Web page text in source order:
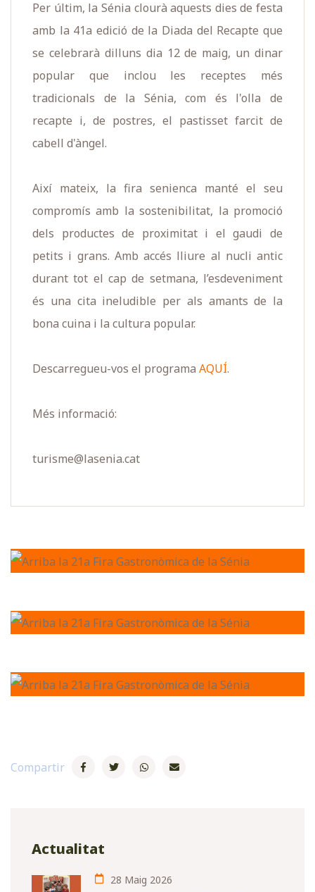
Per últim, la Sénia clourà aquests dies de festa
amb la 41a edició de la Diada del Recapte que
se celebrarà dilluns dia 12 de maig, un dinar
popular que inclou les receptes més
tradicionals de la Sénia, com és l'olla de
recapte i, de postres, el pastisset farcit de
cabell d'àngel.
Així mateix, la fira senienca manté el seu
compromís amb la sostenibilitat, la promoció
dels productes de proximitat i el gaudi de
petits i grans. Amb accés lliure al nucli antic
durant tot el cap de setmana, l’esdeveniment
és una cita ineludible per als amants de la
bona cuina i la cultura popular.
Descarregueu-vos el programa AQUÍ.
Més informació:
turisme@lasenia.cat
Compartir
Actualitat
28 Maig 2026